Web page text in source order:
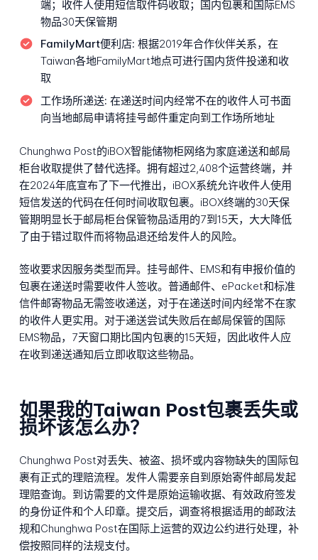
端；收件人使用短信取件码收取；国内包裹和国际EMS
物品30天保管期
FamilyMart便利店: 根据2019年合作伙伴关系，在
Taiwan各地FamilyMart地点可进行国内货件投递和收
取
工作场所递送: 在递送时间内经常不在的收件人可书面
向当地邮局申请将挂号邮件重定向到工作场所地址
Chunghwa Post的iBOX智能储物柜网络为家庭递送和邮局
柜台收取提供了替代选择。拥有超过2,408个运营终端，并
在2024年底宣布了下一代推出，iBOX系统允许收件人使用
短信发送的代码在任何时间收取包裹。iBOX终端的30天保
管期明显长于邮局柜台保管物品适用的7到15天，大大降低
了由于错过取件而将物品退还给发件人的风险。
签收要求因服务类型而异。挂号邮件、EMS和有申报价值的
包裹在递送时需要收件人签收。普通邮件、ePacket和标准
信件邮寄物品无需签收递送，对于在递送时间内经常不在家
的收件人更实用。对于递送尝试失败后在邮局保管的国际
EMS物品，7天窗口期比国内包裹的15天短，因此收件人应
在收到递送通知后立即收取这些物品。
如果我的Taiwan Post包裹丢失或
损坏该怎么办？
Chunghwa Post对丢失、被盗、损坏或内容物缺失的国际包
裹有正式的理赔流程。发件人需要亲自到原始寄件邮局发起
理赔查询。到访需要的文件是原始运输收据、有效政府签发
的身份证件和个人印章。提交后，调查将根据适用的邮政法
规和Chunghwa Post在国际上运营的双边公约进行处理，补
偿按照同样的法规支付。